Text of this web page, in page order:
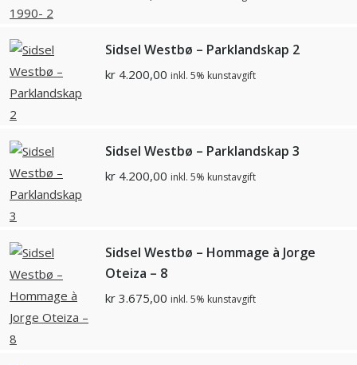
Sidsel Westbø – Parklandskap 2
kr 4.200,00 inkl. 5% kunstavgift
Sidsel Westbø – Parklandskap 3
kr 4.200,00 inkl. 5% kunstavgift
Sidsel Westbø – Hommage à Jorge
Oteiza – 8
kr 3.675,00 inkl. 5% kunstavgift